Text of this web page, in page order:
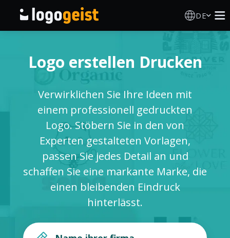
DE
KI Logo Generator
Logo Ideen
Druckprodukte
ANMELDEN
Logo erstellen Drucken
Verwirklichen Sie Ihre Ideen mit
einem professionell gedruckten
Logo. Stöbern Sie in den von
Experten gestalteten Vorlagen,
passen Sie jedes Detail an und
schaffen Sie eine markante Marke, die
einen bleibenden Eindruck
hinterlässt.